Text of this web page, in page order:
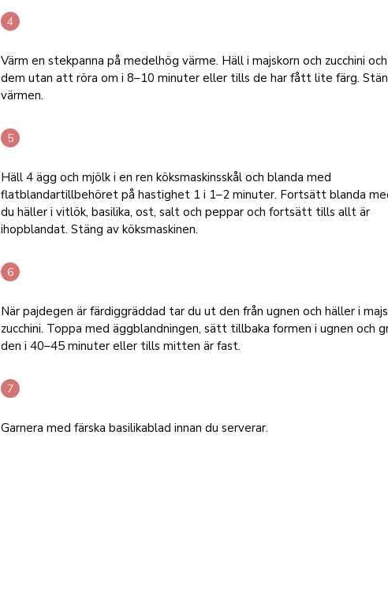
Värm en stekpanna på medelhög värme. Häll i majskorn och zucchini
dem utan att röra om i 8–10 minuter eller tills de har fått lite färg.
värmen.
Häll 4 ägg och mjölk i en ren köksmaskinsskål och blanda med
flatblandartillbehöret på hastighet 1 i 1–2 minuter. Fortsätt blanda
du häller i vitlök, basilika, ost, salt och peppar och fortsätt tills allt är
ihopblandat. Stäng av köksmaskinen.
När pajdegen är färdiggräddad tar du ut den från ugnen och häller i
zucchini. Toppa med äggblandningen, sätt tillbaka formen i ugnen och
den i 40–45 minuter eller tills mitten är fast.
Garnera med färska basilikablad innan du serverar.